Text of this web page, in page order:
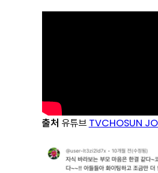
출처 유튜브 TVCHOSUN